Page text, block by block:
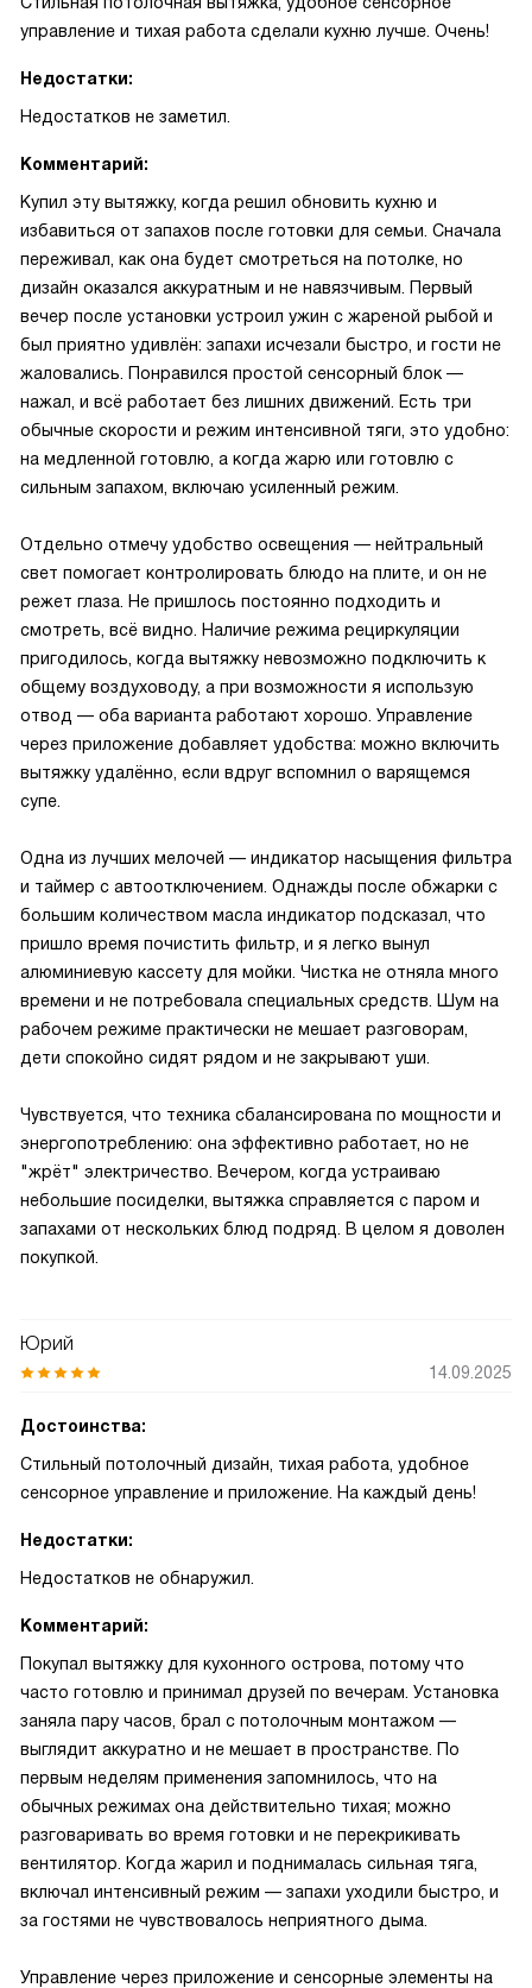
управление и тихая работа сделали кухню лучше. Очень!
Недостатки:
Недостатков не заметил.
Комментарий:
Купил эту вытяжку, когда решил обновить кухню и
избавиться от запахов после готовки для семьи. Сначала
переживал, как она будет смотреться на потолке, но
дизайн оказался аккуратным и не навязчивым. Первый
вечер после установки устроил ужин с жареной рыбой и
был приятно удивлён: запахи исчезали быстро, и гости не
жаловались. Понравился простой сенсорный блок —
нажал, и всё работает без лишних движений. Есть три
обычные скорости и режим интенсивной тяги, это удобно:
на медленной готовлю, а когда жарю или готовлю с
сильным запахом, включаю усиленный режим.
Отдельно отмечу удобство освещения — нейтральный
свет помогает контролировать блюдо на плите, и он не
режет глаза. Не пришлось постоянно подходить и
смотреть, всё видно. Наличие режима рециркуляции
пригодилось, когда вытяжку невозможно подключить к
общему воздуховоду, а при возможности я использую
отвод — оба варианта работают хорошо. Управление
через приложение добавляет удобства: можно включить
вытяжку удалённо, если вдруг вспомнил о варящемся
супе.
Одна из лучших мелочей — индикатор насыщения фильтра
и таймер с автоотключением. Однажды после обжарки с
большим количеством масла индикатор подсказал, что
пришло время почистить фильтр, и я легко вынул
алюминиевую кассету для мойки. Чистка не отняла много
времени и не потребовала специальных средств. Шум на
рабочем режиме практически не мешает разговорам,
дети спокойно сидят рядом и не закрывают уши.
Чувствуется, что техника сбалансирована по мощности и
энергопотреблению: она эффективно работает, но не
"жрёт" электричество. Вечером, когда устраиваю
небольшие посиделки, вытяжка справляется с паром и
запахами от нескольких блюд подряд. В целом я доволен
покупкой.
Юрий
14.09.2025
Достоинства:
Стильный потолочный дизайн, тихая работа, удобное
сенсорное управление и приложение. На каждый день!
Недостатки:
Недостатков не обнаружил.
Комментарий:
Покупал вытяжку для кухонного острова, потому что
часто готовлю и принимал друзей по вечерам. Установка
заняла пару часов, брал с потолочным монтажом —
выглядит аккуратно и не мешает в пространстве. По
первым неделям применения запомнилось, что на
обычных режимах она действительно тихая; можно
разговаривать во время готовки и не перекрикивать
вентилятор. Когда жарил и поднималась сильная тяга,
включал интенсивный режим — запахи уходили быстро, и
за гостями не чувствовалось неприятного дыма.
Управление через приложение и сенсорные элементы на